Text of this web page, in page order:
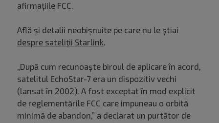
afirmaţiile FCC.
Află și detalii neobișnuite pe care nu le știai
despre sateliții Starlink.
„După cum recunoaşte biroul de aplicare în acord,
satelitul EchoStar-7 era un dispozitiv vechi
(lansat în 2002). A fost exceptat în mod explicit
de reglementările FCC care impuneau o orbită
minimă de abandon,” a declarat un purtător de